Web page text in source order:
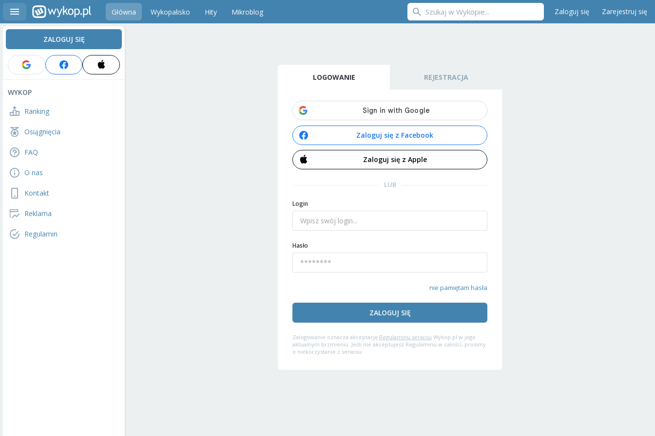
Główna Wykopalisko Hity Mikroblog Zaloguj się Zarejestruj się
ZALOGUJ SIĘ
WYKOP
Ranking
Osiągnięcia
FAQ
O nas
Kontakt
Reklama
Regulamin
LOGOWANIE REJESTRACJA
Zaloguj się z Facebook
Zaloguj się z Apple
LUB
Login
Hasło
nie pamiętam hasła
ZALOGUJ SIĘ
Zalogowanie oznacza akceptację Regulaminu serwisu Wykop.pl w jego
aktualnym brzmieniu. Jeśli nie akceptujesz Regulaminu w całości, prosimy
o niekorzystanie z serwisu.